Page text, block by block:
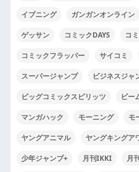
イブニング ガンガンオンライン
ゲッサン コミックDAYS コ
コミックフラッパー サイコミ
スーパージャンプ ビジネスジャ
ビッグコミックスピリッツ ビー
マンガハック モーニング モ
ヤングアニマル ヤングキングア
少年ジャンプ+ 月刊IKKI 月